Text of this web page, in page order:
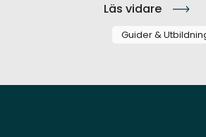
Läs vidare
Guider &